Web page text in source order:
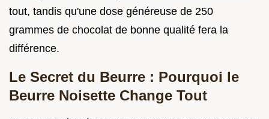
tout, tandis qu'une dose généreuse de 250
grammes de chocolat de bonne qualité fera la
différence.
Le Secret du Beurre : Pourquoi le
Beurre Noisette Change Tout